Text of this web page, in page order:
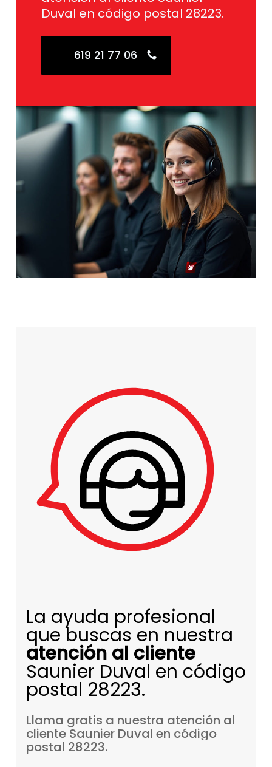
Duval en código postal 28223.
619 21 77 06
La ayuda profesional
que buscas en nuestra
atención al cliente
Saunier Duval en código
postal 28223.
Llama gratis a nuestra atención al
cliente Saunier Duval en código
postal 28223.